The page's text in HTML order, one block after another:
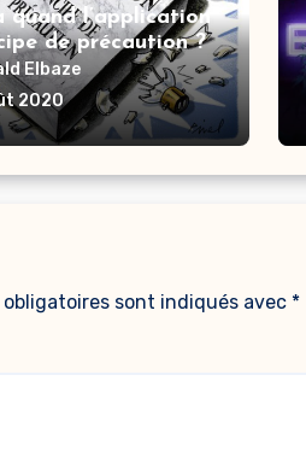
quand l’application
de précaution ?
Elbaze
2020
obligatoires sont indiqués avec *